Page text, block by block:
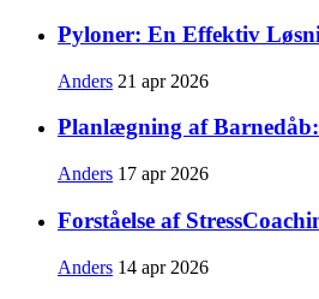
Pyloner: En Effektiv
Anders 21 apr 2026
Planlægning af
Anders 17 apr 2026
Forståelse af
Anders 14 apr 2026